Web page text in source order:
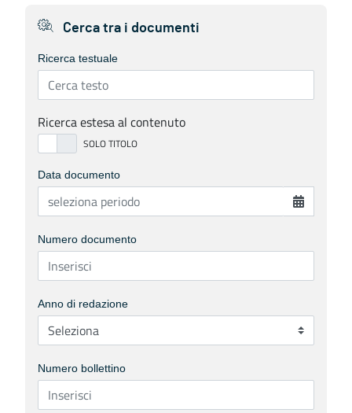
Cerca tra i documenti
Ricerca testuale
Ricerca estesa al contenuto
Data documento
Numero documento
Anno di redazione
Numero bollettino